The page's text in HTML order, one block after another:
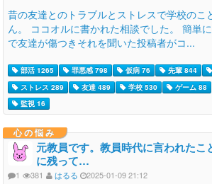
昔の友達とのトラブルとストレスで学校のこ
ん。 ココオルに書かれた相談でした。 簡単
で友達が傷つきそれを聞いた投稿者がコ...
部活 1265 罪悪感 798 仮病 76 先輩 844
ストレス 289
友達 489 学校 530 ゲーム 88
監視 16
心の悩み
元教員です。教員時代に言われたこ
に残って…
1 381 はるる 2025-01-09 21:12